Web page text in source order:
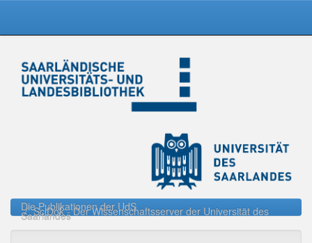
navigation
Die Publikationen der UdS
SciDok - Der Wissenschaftsserver der Universität des
Saarlandes